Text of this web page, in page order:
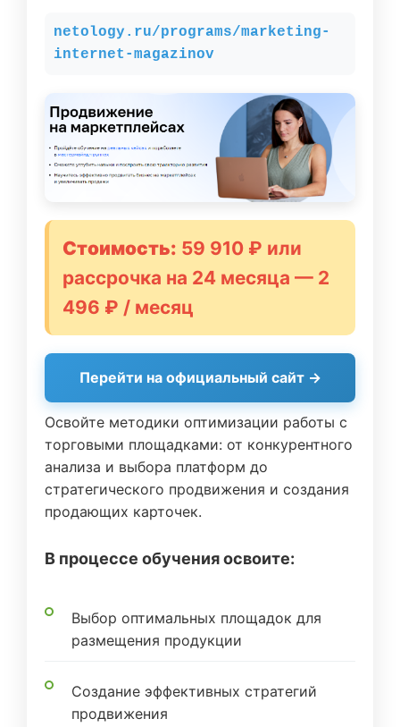
netology.ru/programs/marketing-
internet-magazinov
Стоимость: 59 910 ₽ или
рассрочка на 24 месяца — 2
496 ₽ / месяц
Перейти на официальный сайт →
Освойте методики оптимизации работы с
торговыми площадками: от конкурентного
анализа и выбора платформ до
стратегического продвижения и создания
продающих карточек.
В процессе обучения освоите:
Выбор оптимальных площадок для
размещения продукции
Создание эффективных стратегий
продвижения